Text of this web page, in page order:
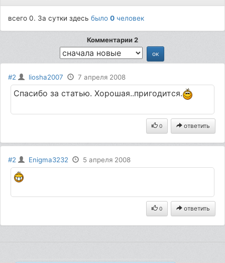
всего 0. За сутки здесьбыло0 человек
Комментарии 2
#2 liosha2007 7 апреля 2008
Спасибо за статью. Хорошая..пригодится.
0 ответить
#2 Enigma3232 5 апреля 2008
0 ответить